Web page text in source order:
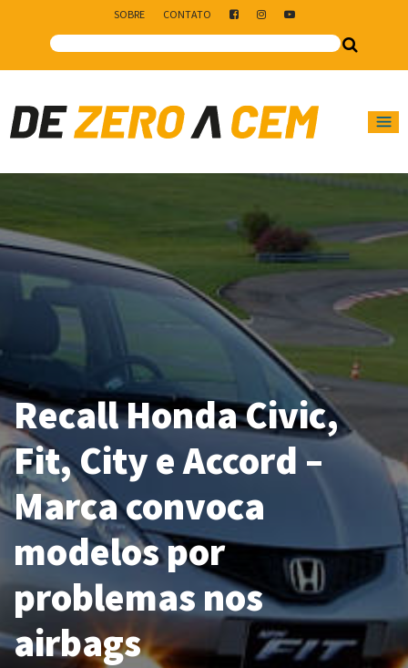
SOBRE CONTATO
Main Navigation
Recall Honda Civic,
Fit, City e Accord –
Marca convoca
modelos por
problemas nos
airbags